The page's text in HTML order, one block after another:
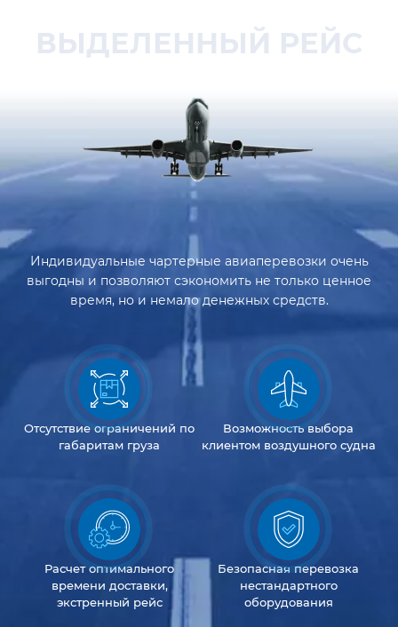
ВЫДЕЛЕННЫЙ РЕЙС
Индивидуальные чартерные авиаперевозки очень
выгодны и позволяют сэкономить не только ценное
время, но и немало денежных средств.
Отсутствиеограничений по
габаритам груза
Возможность выбора
клиентом воздушного судна
Расчет оптимального
времени доставки,
экстренный рейс
Безопасная перевозка
нестандартного
оборудования